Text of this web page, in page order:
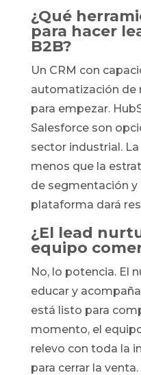
¿Qué
para hacer
B2B?
Un CRM con
automatización de
para empezar.
Salesforce son
sector industrial.
menos que la
de segmentación
plataforma dará
¿El lead
equipo
No, lo potencia. El
educar y
está listo para
momento, el
relevo con toda la
para cerrar la